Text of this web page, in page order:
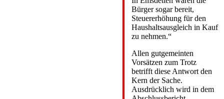
Bürger sogar bereit,
Steuererhöhung für den
Haushaltsausgleich in Kauf
zu nehmen.“
Allen gutgemeinten
Vorsätzen zum Trotz
betrifft diese Antwort den
Kern der Sache.
Ausdrücklich wird in dem